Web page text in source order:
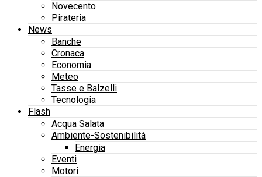
Novecento
Pirateria
News
Banche
Cronaca
Economia
Meteo
Tasse e Balzelli
Tecnologia
Flash
Acqua Salata
Ambiente-Sostenibilità
Energia
Eventi
Motori